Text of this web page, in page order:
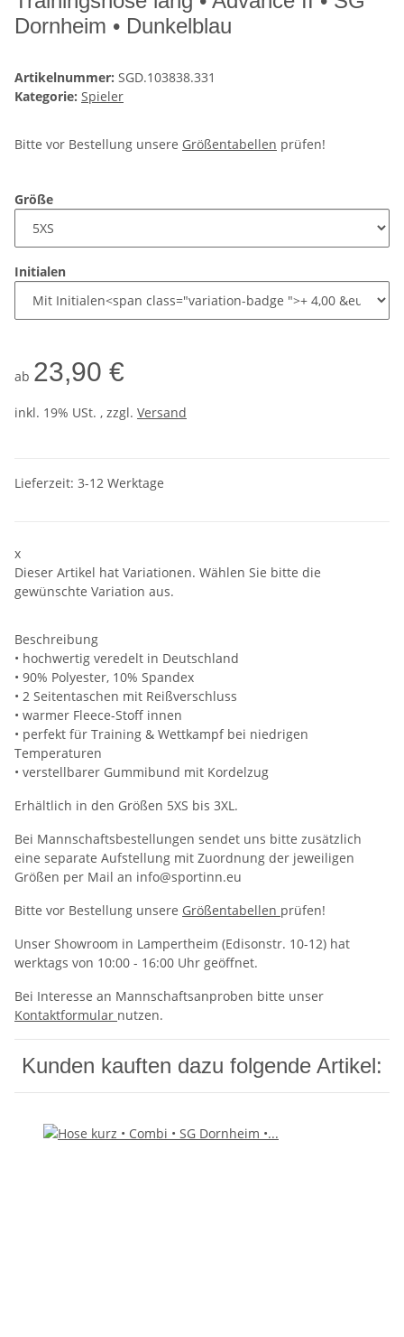
Dornheim • Dunkelblau
Artikelnummer: SGD.103838.331
Kategorie: Spieler
Bitte vor Bestellung unsere Größentabellen prüfen!
Größe
Initialen
ab 23,90 €
inkl. 19% USt. , zzgl. Versand
Lieferzeit: 3-12 Werktage
x
Dieser Artikel hat Variationen. Wählen Sie bitte die
gewünschte Variation aus.
Beschreibung
• hochwertig veredelt in Deutschland
• 90% Polyester, 10% Spandex
• 2 Seitentaschen mit Reißverschluss
• warmer Fleece-Stoff innen
• perfekt für Training & Wettkampf bei niedrigen
Temperaturen
• verstellbarer Gummibund mit Kordelzug
Erhältlich in den Größen 5XS bis 3XL.
Bei Mannschaftsbestellungen sendet uns bitte zusätzlich
eine separate Aufstellung mit Zuordnung der jeweiligen
Größen per Mail an info@sportinn.eu
Bitte vor Bestellung unsere Größentabellen prüfen!
Unser Showroom in Lampertheim (Edisonstr. 10-12) hat
werktags von 10:00 - 16:00 Uhr geöffnet.
Bei Interesse an Mannschaftsanproben bitte unser
Kontaktformular nutzen.
Kunden kauften dazu folgende Artikel: